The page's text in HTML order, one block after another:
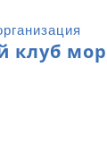
клуб